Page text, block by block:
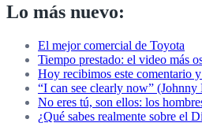
Lo más nuevo:
El mejor comercial de Toyota
Tiempo prestado: el video más
Hoy recibimos este comentario y
“I can see clearly now”
No eres tú, son ellos: los
¿Qué sabes realmente sobre el